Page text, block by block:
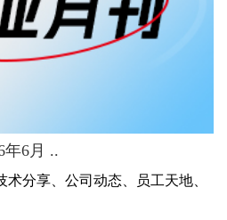
年6月 ..
分享、公司动态、员工天地、